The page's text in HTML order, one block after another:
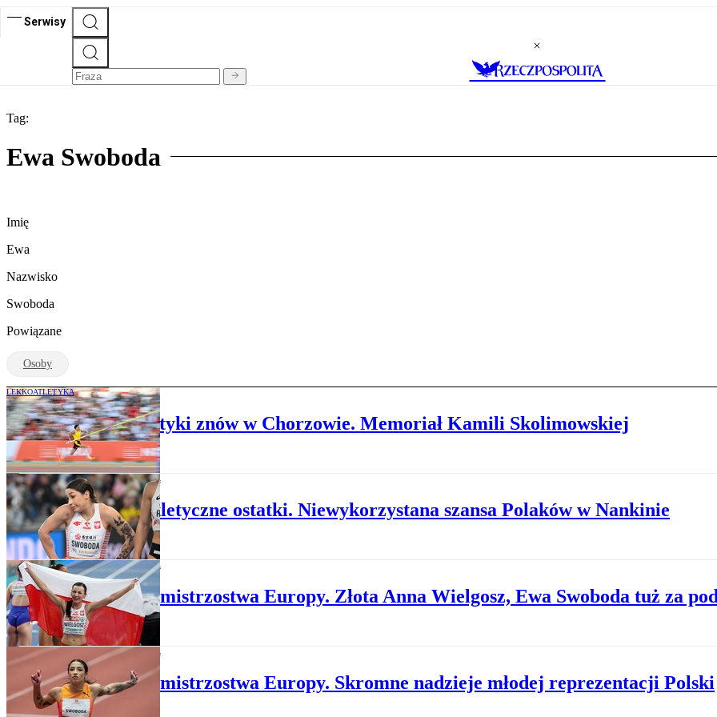
Serwisy
Tag:
Ewa Swoboda
Imię
Ewa
Nazwisko
Swoboda
Powiązane
Osoby
LEKKOATLETYKA
Gwiazdy lekkoatletyki znów w Chorzowie. Memoriał Kamili Skolimowskiej
LEKKOATLETYKA
Lekkoatletyczne ostatki. Niewykorzystana szansa Polaków w Nankinie
LEKKOATLETYKA
Halowe mistrzostwa Europy. Złota Anna Wielgosz, Ewa Swoboda tuż za
LEKKOATLETYKA
Halowe mistrzostwa Europy. Skromne nadzieje młodej reprezentacji Polski